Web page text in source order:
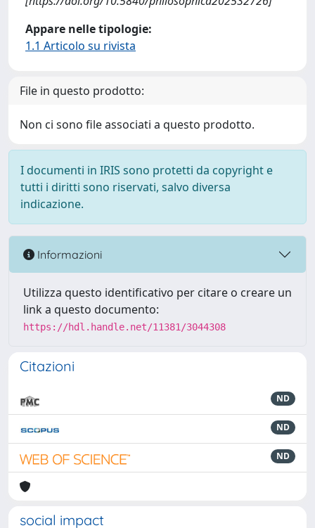
Appare nelle tipologie:
1.1 Articolo su rivista
File in questo prodotto:
Non ci sono file associati a questo prodotto.
I documenti in IRIS sono protetti da copyright e
tutti i diritti sono riservati, salvo diversa
indicazione.
Informazioni
Utilizza questo identificativo per citare o creare un
link a questo documento:
https://hdl.handle.net/11381/3044308
Citazioni
ND
ND
ND
social impact